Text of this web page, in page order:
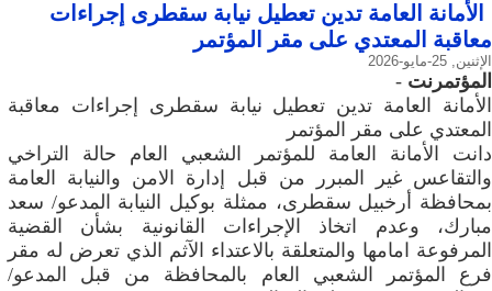
الأمانة العامة تدين تعطيل نيابة سقطرى إجراءات
معاقبة المعتدي على مقر المؤتمر
الإثنين, 25-مايو-2026
المؤتمرنت -
الأمانة العامة تدين تعطيل نيابة سقطرى إجراءات معاقبة
المعتدي على مقر المؤتمر
دانت الأمانة العامة للمؤتمر الشعبي العام حالة التراخي
والتقاعس غير المبرر من قبل إدارة الامن والنيابة العامة
بمحافظة أرخبيل سقطرى، ممثلة بوكيل النيابة المدعو/ سعد
مبارك، وعدم اتخاذ الإجراءات القانونية بشأن القضية
المرفوعة امامها والمتعلقة بالاعتداء الآثم الذي تعرض له مقر
فرع المؤتمر الشعبي العام بالمحافظة من قبل المدعو/